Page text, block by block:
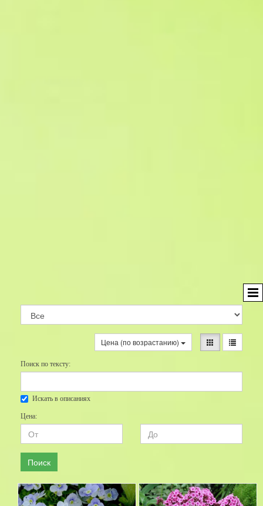
Цена (по возрастанию)
Поиск по тексту:
Искать в описаниях
Цена:
Поиск